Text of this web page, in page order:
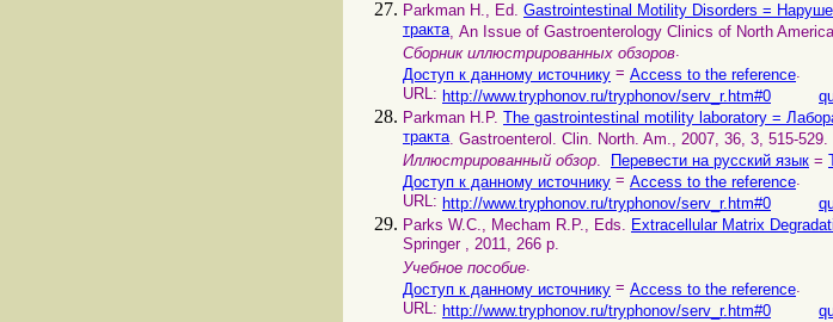
Parkman H., Ed. Gastrointestinal Motility Disorders =
тракта, An Issue of Gastroenterology Clinics of North
Сборник иллюстрированных обзоров.
Доступ к данному источнику = Access to the reference.
URL: http://www.tryphonov.ru/tryphonov/serv_r.htm#0
Parkman H.P. The gastrointestinal motility laboratory =
тракта. Gastroenterol. Clin. North. Am., 2007, 36, 3, 515-529.
Иллюстрированный обзор. Перевести на русский язык =
Доступ к данному источнику = Access to the reference.
URL: http://www.tryphonov.ru/tryphonov/serv_r.htm#0
Parks W.C., Mecham R.P., Eds. Extracellular Matrix
Springer , 2011, 266 p.
Учебное пособие.
Доступ к данному источнику = Access to the reference.
URL: http://www.tryphonov.ru/tryphonov/serv_r.htm#0